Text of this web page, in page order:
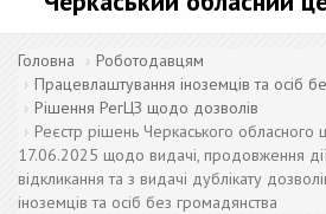
Головна
Роботодавцям
Працевлаштування іноземців та осіб
Рішення РегЦЗ щодо дозволів
Реєстр рішень Черкаського обласного
17.06.2025 щодо видачі, продовження
відкликання та з видачі дублікату
іноземців та осіб без громадянства